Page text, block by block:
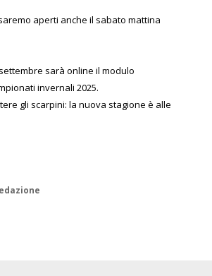
aperti anche il sabato mattina
settembre sarà online il modulo
invernali 2025.
gli scarpini: la nuova stagione è alle